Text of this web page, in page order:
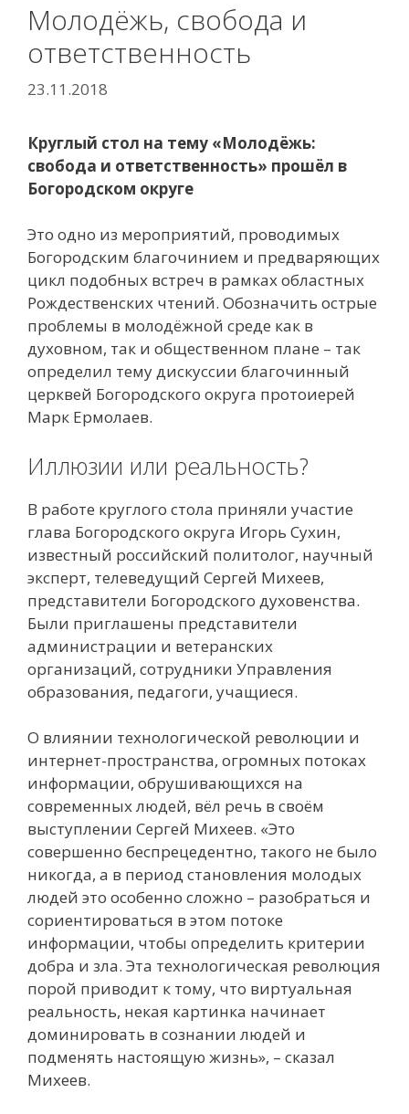
Молодёжь, свобода и
ответственность
23.11.2018
Круглый стол на тему «Молодёжь:
свобода и ответственность» прошёл в
Богородском округе
Это одно из мероприятий, проводимых
Богородским благочинием и предваряющих
цикл подобных встреч в рамках областных
Рождественских чтений. Обозначить острые
проблемы в молодёжной среде как в
духовном, так и общественном плане – так
определил тему дискуссии благочинный
церквей Богородского округа протоиерей
Марк Ермолаев.
Иллюзии или реальность?
В работе круглого стола приняли участие
глава Богородского округа Игорь Сухин,
известный российский политолог, научный
эксперт, телеведущий Сергей Михеев,
представители Богородского духовенства.
Были приглашены представители
администрации и ветеранских
организаций, сотрудники Управления
образования, педагоги, учащиеся.
О влиянии технологической революции и
интернет-пространства, огромных потоках
информации, обрушивающихся на
современных людей, вёл речь в своём
выступлении Сергей Михеев. «Это
совершенно беспрецедентно, такого не было
никогда, а в период становления молодых
людей это особенно сложно – разобраться и
сориентироваться в этом потоке
информации, чтобы определить критерии
добра и зла. Эта технологическая революция
порой приводит к тому, что виртуальная
реальность, некая картинка начинает
доминировать в сознании людей и
подменять настоящую жизнь», – сказал
Михеев.